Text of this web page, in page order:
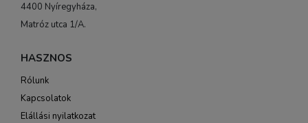
4400 Nyíregyháza,
Matróz utca 1/A.
HASZNOS
Rólunk
Kapcsolatok
Elállási nyilatkozat